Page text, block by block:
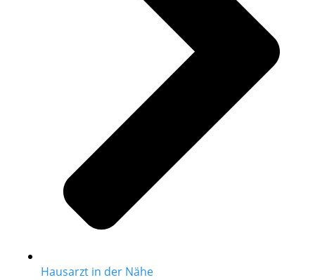
Hausarzt in der Nähe